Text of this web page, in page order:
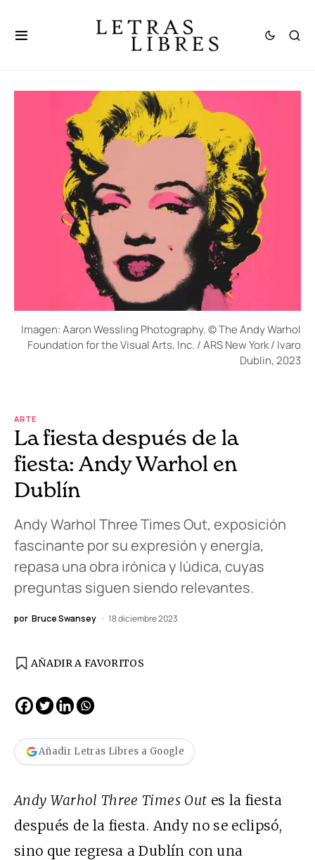
Imagen: Aaron Wessling Photography. © The Andy Warhol
Foundation for the Visual Arts, Inc. / ARS New York / Ivaro
Dublin, 2023
ARTE
La fiesta después de la
fiesta: Andy Warhol en
Dublín
Andy Warhol Three Times Out, exposición
fascinante por su expresión y energía,
repasa una obra irónica y lúdica, cuyas
preguntas siguen siendo relevantes.
por Bruce Swansey 18 diciembre 2023
AÑADIR A FAVORITOS
Añadir Letras Libres a Google
Andy Warhol Three Times Out es la fiesta
después de la fiesta. Andy no se eclipsó,
sino que regresa a Dublín con una